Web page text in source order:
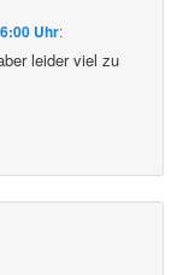
Uhr:
leider viel zu